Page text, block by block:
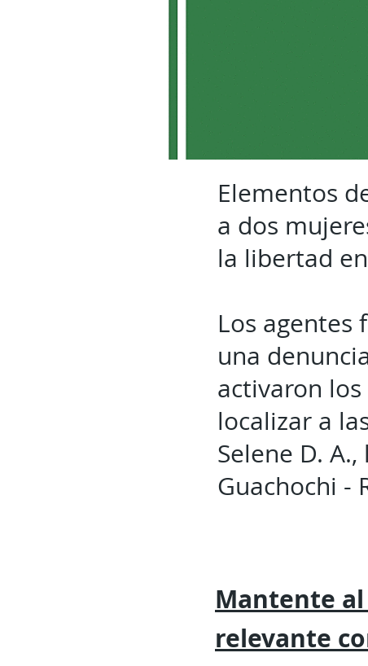
Elementos
a dos
la libertad
Los
una
activaron
localizar a
Selene D.
Guachochi -
Mantente
relevante